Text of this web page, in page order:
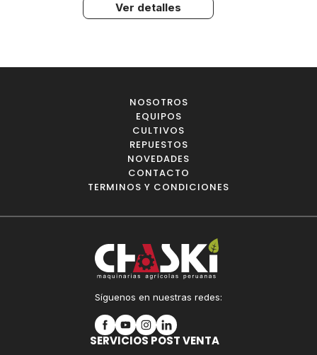
Ver detalles
NOSOTROS
EQUIPOS
CULTIVOS
REPUESTOS
NOVEDADES
CONTACTO
TERMINOS Y CONDICIONES
Síguenos en nuestras redes:
SERVICIOS POST VENTA